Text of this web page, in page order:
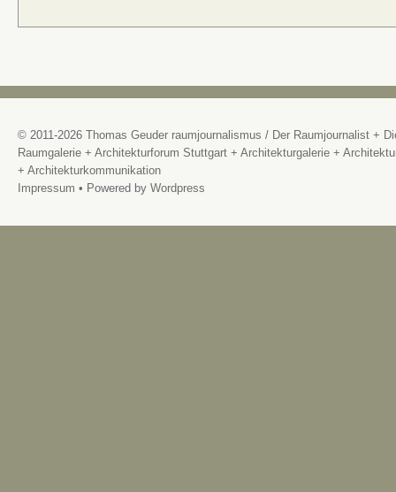
© 2011-2026 Thomas Geuder raumjournalismus / Der Raumjournalist +
Raumgalerie + Architekturforum Stuttgart + Architekturgalerie +
+ Architekturkommunikation
Impressum • Powered by Wordpress